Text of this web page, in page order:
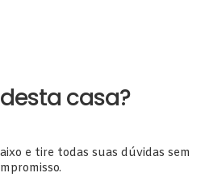
casa?
e tire todas suas dúvidas sem